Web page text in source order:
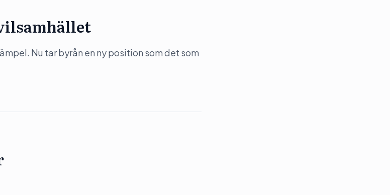
Nu tar byrån en ny position som det som